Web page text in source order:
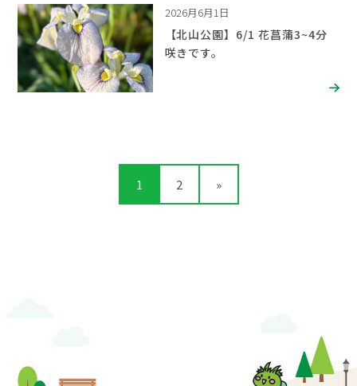
2026月6月1日
【北山公園】6/1 花菖蒲3~4分
咲きです。
1 2 »